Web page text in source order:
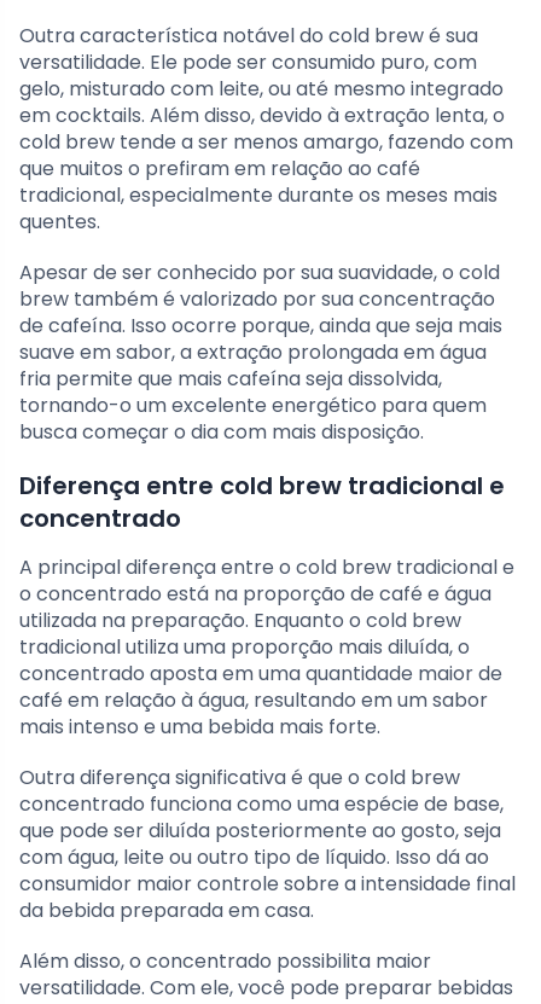
Outra característica notável do cold brew é sua
versatilidade. Ele pode ser consumido puro, com
gelo, misturado com leite, ou até mesmo integrado
em cocktails. Além disso, devido à extração lenta, o
cold brew tende a ser menos amargo, fazendo com
que muitos o prefiram em relação ao café
tradicional, especialmente durante os meses mais
quentes.
Apesar de ser conhecido por sua suavidade, o cold
brew também é valorizado por sua concentração
de cafeína. Isso ocorre porque, ainda que seja mais
suave em sabor, a extração prolongada em água
fria permite que mais cafeína seja dissolvida,
tornando-o um excelente energético para quem
busca começar o dia com mais disposição.
Diferença entre cold brew tradicional e
concentrado
A principal diferença entre o cold brew tradicional e
o concentrado está na proporção de café e água
utilizada na preparação. Enquanto o cold brew
tradicional utiliza uma proporção mais diluída, o
concentrado aposta em uma quantidade maior de
café em relação à água, resultando em um sabor
mais intenso e uma bebida mais forte.
Outra diferença significativa é que o cold brew
concentrado funciona como uma espécie de base,
que pode ser diluída posteriormente ao gosto, seja
com água, leite ou outro tipo de líquido. Isso dá ao
consumidor maior controle sobre a intensidade final
da bebida preparada em casa.
Além disso, o concentrado possibilita maior
versatilidade. Com ele, você pode preparar bebidas